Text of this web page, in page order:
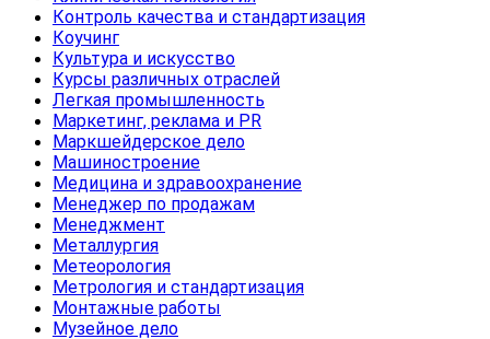
Контроль качества и стандартизация
Коучинг
Культура и искусство
Курсы различных отраслей
Легкая промышленность
Маркетинг, реклама и PR
Маркшейдерское дело
Машиностроение
Медицина и здравоохранение
Менеджер по продажам
Менеджмент
Металлургия
Метеорология
Метрология и стандартизация
Монтажные работы
Музейное дело